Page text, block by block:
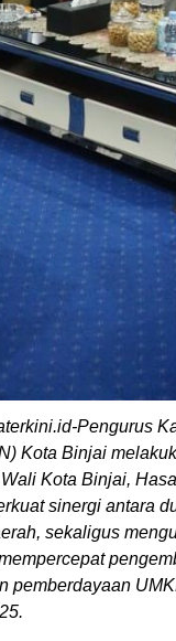
Pengurus
Kota Binjai
Kota Binjai,
sinergi antara
sekaligus
pemberdayaan